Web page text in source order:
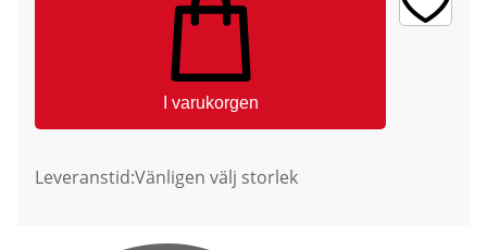
I varukorgen
Leveranstid:Vänligen välj storlek